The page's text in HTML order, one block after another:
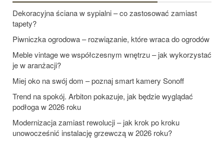
Dekoracyjna ściana w sypialni – co zastosować zamiast
tapety?
Piwniczka ogrodowa – rozwiązanie, które wraca do ogrodów
Meble vintage we współczesnym wnętrzu – jak wykorzystać
je w aranżacji?
Miej oko na swój dom – poznaj smart kamery Sonoff
Trend na spokój. Arbiton pokazuje, jak będzie wyglądać
podłoga w 2026 roku
Modernizacja zamiast rewolucji – jak krok po kroku
unowocześnić instalację grzewczą w 2026 roku?